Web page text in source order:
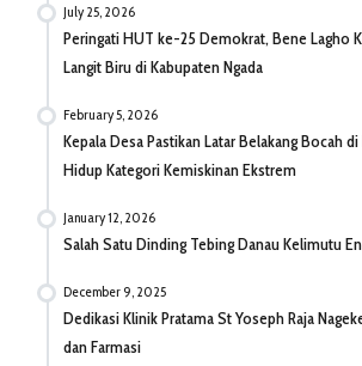
July 25, 2026
Peringati HUT ke-25 Demokrat, Bene Lagho
Langit Biru di Kabupaten Ngada
February 5, 2026
Kepala Desa Pastikan Latar Belakang Bocah
Hidup Kategori Kemiskinan Ekstrem
January 12, 2026
Salah Satu Dinding Tebing Danau Kelimutu
December 9, 2025
Dedikasi Klinik Pratama St Yoseph Raja
dan Farmasi